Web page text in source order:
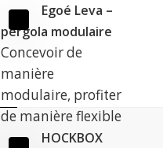
Egoé Leva –
pergola modulaire
Concevoir de
manière
modulaire, profiter
de manière flexible
HOCKBOX